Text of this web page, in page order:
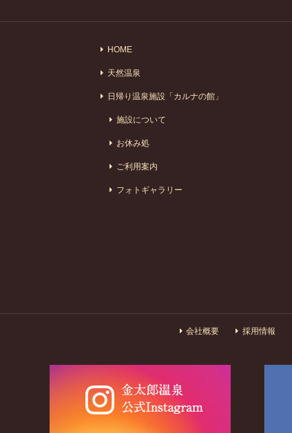
HOME
天然温泉
日帰り温泉施設「カルナの館」
施設について
お休み処
ご利用案内
フォトギャラリー
会社概要 採用情報